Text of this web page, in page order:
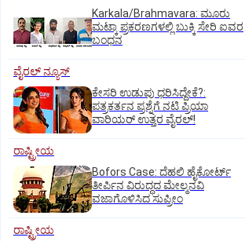
Karkala/Brahmavara: ಮೂರು
ಮಟ್ಕಾ ಪ್ರಕರಣಗಳಲ್ಲಿ ಬುಕ್ಕಿ ಸೇರಿ ಐವರ
ಬಂಧನ
ವೈರಲ್ ನ್ಯೂಸ್
ಕೇಸರಿ ಉಡುಪು ಧರಿಸಿದ್ದೇಕೆ?:
ಪತ್ರಕರ್ತನ ಪ್ರಶ್ನೆಗೆ ನಟಿ ಪ್ರಿಯಾ
ವಾರಿಯರ್ ಉತ್ತರ ವೈರಲ್!
ರಾಷ್ಟ್ರೀಯ
Bofors Case: ದೆಹಲಿ ಹೈಕೋರ್ಟ್‌
ತೀರ್ಪಿನ ವಿರುದ್ಧದ ಮೇಲ್ಮನವಿ
ವಜಾಗೊಳಿಸಿದ ಸುಪ್ರೀಂ
ರಾಷ್ಟ್ರೀಯ